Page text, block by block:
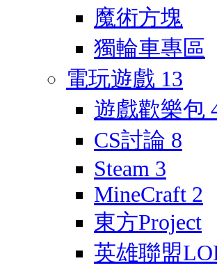
魔術方塊
獨輪車專區
電玩遊戲 13
遊戲歡樂包
CS討論 8
Steam 3
MineCraft 2
東方Project
英雄聯盟